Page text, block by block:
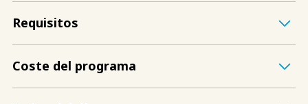
Requisitos
Coste del programa